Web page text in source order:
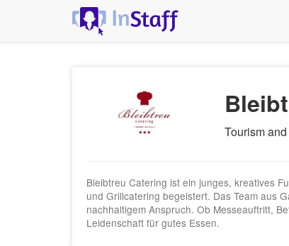
Tourism
Bleibtreu Catering ist ein junges, kreatives
und Grillcatering begeistert. Das Team aus
nachhaltigem Anspruch. Ob Messeauftritt,
Leidenschaft für gutes Essen.